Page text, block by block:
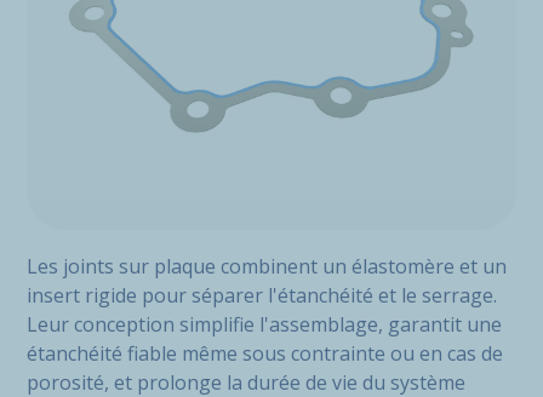
Les joints sur plaque combinent un élastomère et un
insert rigide pour séparer l'étanchéité et le serrage.
Leur conception simplifie l'assemblage, garantit une
étanchéité fiable même sous contrainte ou en cas de
porosité, et prolonge la durée de vie du système